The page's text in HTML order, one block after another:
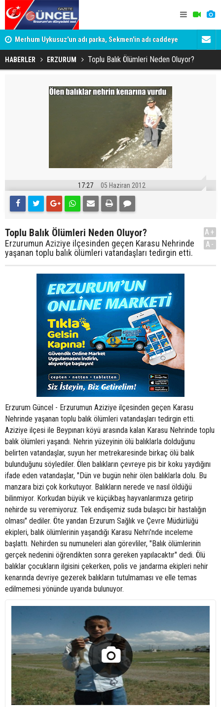
Merhum Uykusuz'un adı parka, Sekmen'in adı caddeye
verildi Gözaltına
HABERLER ERZURUM Toplu Balık Ölümleri Neden Oluyor?
17:27 05 Haziran 2012
Toplu Balık Ölümleri Neden Oluyor?
Erzurumun Aziziye ilçesinden geçen Karasu Nehrinde
yaşanan toplu balık ölümleri vatandaşları tedirgin etti.
A+
A-
Erzurum Güncel - Erzurumun Aziziye ilçesinden geçen Karasu
Nehrinde yaşanan toplu balık ölümleri vatandaşları tedirgin etti.
Aziziye ilçesi ile Beypınarı köyü arasında kalan Karasu Nehrinde toplu
balık ölümleri yaşandı. Nehrin yüzeyinin ölü balıklarla dolduğunu
belirten vatandaşlar, suyun her metrekaresinde birkaç ölü balık
bulunduğunu söylediler. Ölen balıkların çevreye pis bir koku yaydığını
ifade eden vatandaşlar, "Dün ve bugün nehir ölen balıklarla dolu. Bu
manzara bizi çok korkutuyor. Balıkların nerede ve nasıl öldüğü
bilinmiyor. Korkudan büyük ve küçükbaş hayvanlarımıza getirip
nehirde su veremiyoruz. Tek endişemiz suda bulaşıcı bir hastalığın
olması" dediler. Öte yandan Erzurum Sağlık ve Çevre Müdürlüğü
ekipleri, balık ölümlerinin yaşandığı Karasu Nehri'nde inceleme
başlattı. Nehirden su numuneleri alan görevliler, "Balık ölümlerinin
gerçek nedenini öğrendikten sonra gereken yapılacaktır" dedi. Ölü
balıklar çocukların ilgisini çekerken, polis ve jandarma ekipleri nehir
kenarında devriye gezerek balıkların tutulmaması ve elle temas
edilmemesi yönünde uyarıda bulunuyor.